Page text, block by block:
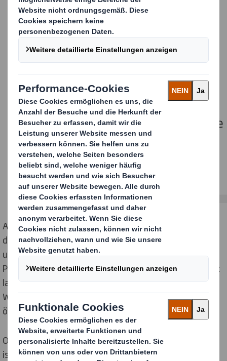
Alleine an einem einzigen Weihnachtsfeiertag kämpft
die deutsche Bevölkerung in Summe 1.933 Jahre mit
umständlichen Umverpackungen, Kabelbindern und
Paketklebeband. Fast acht Prozent der Bevölkerung ist
laut eigenen Angaben mehr als eine Stunde am
Weihnachtstag damit beschäftigt, Verpackungen zu
öffnen.
Obwohl ältere Menschen weniger Greifkraft besitzen,
ist überaschenderweise die Generation Z die am